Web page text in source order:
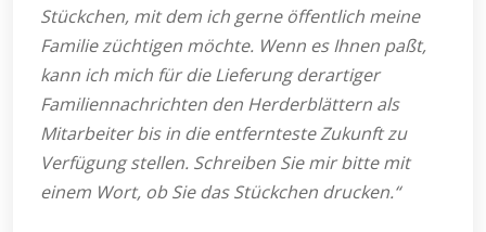
Stückchen, mit dem ich gerne öffentlich meine
Familie züchtigen möchte. Wenn es Ihnen paßt,
kann ich mich für die Lieferung derartiger
Familiennachrichten den Herderblättern als
Mitarbeiter bis in die entfernteste Zukunft zu
Verfügung stellen. Schreiben Sie mir bitte mit
einem Wort, ob Sie das Stückchen drucken.“